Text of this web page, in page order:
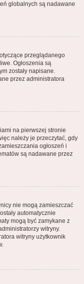
globalnych są nadawane
przeglądanego
Ogłoszenia są
zostały napisane.
przez administratora
na pierwszej stronie
należy je przeczytać, gdy
ogłoszeń i
są nadawane przez
nie mogą zamieszczać
automatycznie
mogą być zamykane z
witryny.
witryny użytkownik